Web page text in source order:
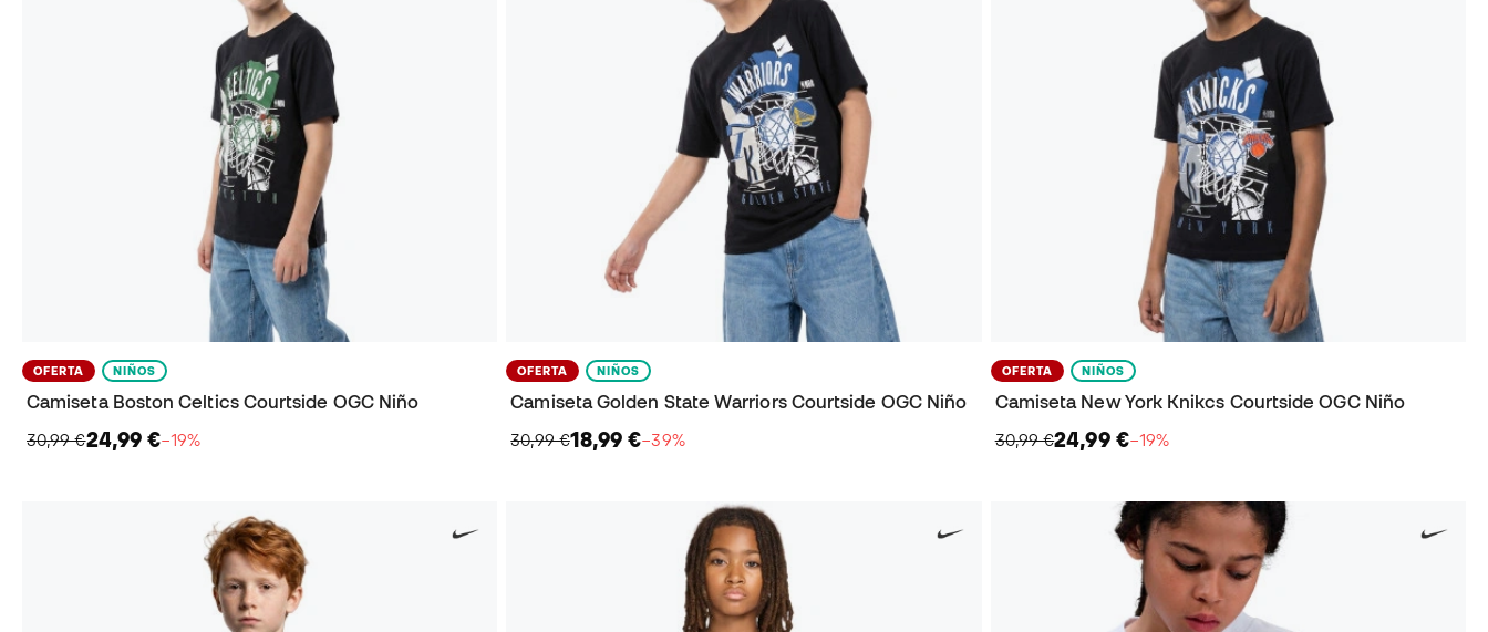
OFERTA NIÑOS
Camiseta Boston Celtics Courtside OGC Niño
30,99 €24,99 €−19%
OFERTA NIÑOS
Camiseta Golden State Warriors Courtside OGC Niño
30,99 €18,99 €−39%
OFERTA NIÑOS
Camiseta New York Knikcs Courtside OGC Niño
30,99 €24,99 €−19%